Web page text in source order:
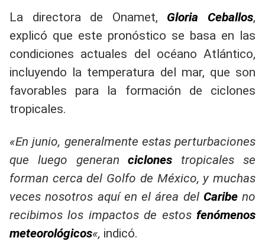
La directora de Onamet, Gloria Ceballos,
explicó que este pronóstico se basa en las
condiciones actuales del océano Atlántico,
incluyendo la temperatura del mar, que son
favorables para la formación de ciclones
tropicales.
«En junio, generalmente estas perturbaciones
que luego generanciclones tropicales se
forman cerca del Golfo de México, y muchas
veces nosotros aquí en el área del Caribeno
recibimos los impactos de estos fenómenos
meteorológicos«, indicó.